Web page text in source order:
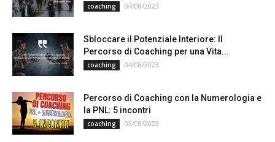
coaching 04/08/2023
Sbloccare il Potenziale Interiore: Il
Percorso di Coaching per una Vita...
coaching 04/08/2023
Percorso di Coaching con la Numerologia e
la PNL: 5 incontri
coaching 03/08/2023